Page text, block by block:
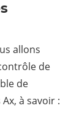
allons
de
de
à savoir :